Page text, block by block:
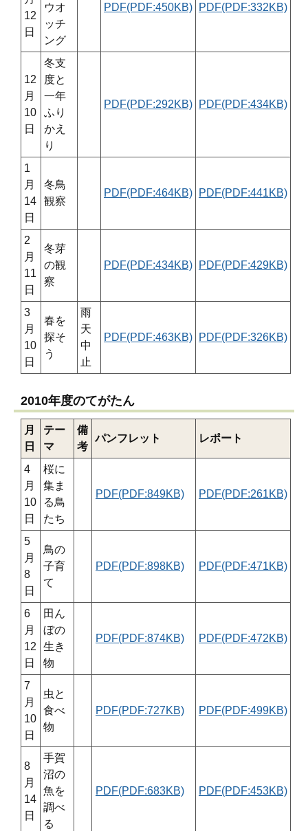
12
日
ウオ
ッチ
ング
PDF(PDF:450KB) PDF(PDF:332KB)
12
月
10
日
冬支
度と
一年
ふり
かえ
り
PDF(PDF:292KB) PDF(PDF:434KB)
1
月
14
日
冬鳥
観察
PDF(PDF:464KB) PDF(PDF:441KB)
2
月
11
日
冬芽
の観
察
PDF(PDF:434KB) PDF(PDF:429KB)
3
月
10
日
春を
探そ
う
雨
天
中
止
PDF(PDF:463KB) PDF(PDF:326KB)
2010年度のてがたん
月
日
テー
マ
備
考
パンフレット レポート
4
月
10
日
桜に
集ま
る鳥
たち
PDF(PDF:849KB) PDF(PDF:261KB)
5
月
8
日
鳥の
子育
て
PDF(PDF:898KB) PDF(PDF:471KB)
6
月
12
日
田ん
ぼの
生き
物
PDF(PDF:874KB) PDF(PDF:472KB)
7
月
10
日
虫と
食べ
物
PDF(PDF:727KB) PDF(PDF:499KB)
8
月
14
日
手賀
沼の
魚を
調べ
る
PDF(PDF:683KB) PDF(PDF:453KB)